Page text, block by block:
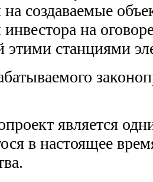
на создаваемые
инвестора на
этими станциями
является
в настоящее